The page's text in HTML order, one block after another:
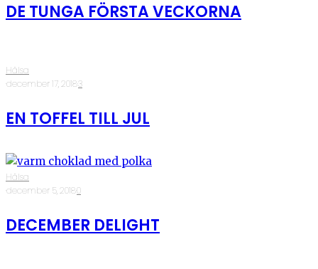
DE TUNGA FÖRSTA VECKORNA
Hälsa
·december 17, 2018·3
EN TOFFEL TILL JUL
Hälsa
·december 5, 2018·0
DECEMBER DELIGHT